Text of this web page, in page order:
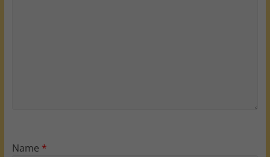
Name *